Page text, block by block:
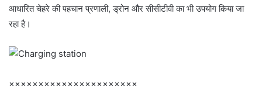
आधारित चेहरे की पहचान प्रणाली, ड्रोन और सीसीटीवी का भी उपयोग किया जा
रहा है।
××××××××××××××××××××××